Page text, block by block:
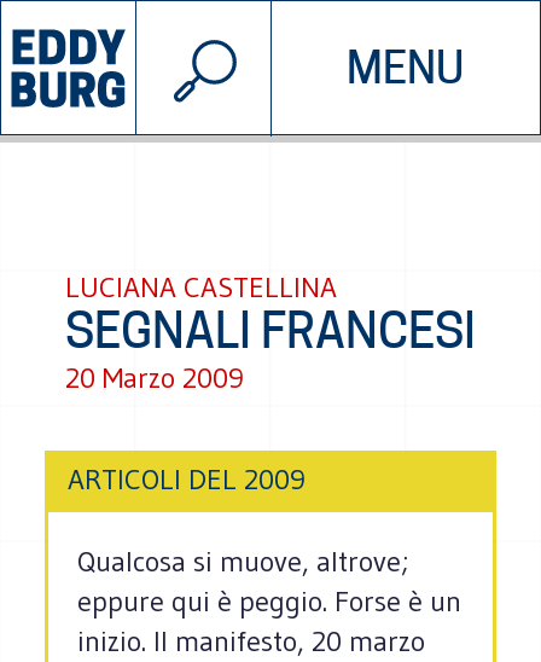
MENU
INIZIATIVE CHI SIAMO
© 2026 EDDYBURG
LUCIANA CASTELLINA
SEGNALI FRANCESI
20 Marzo 2009
ARTICOLI DEL 2009
Qualcosa si muove, altrove;
eppure qui è peggio. Forse è un
inizio. Il manifesto, 20 marzo